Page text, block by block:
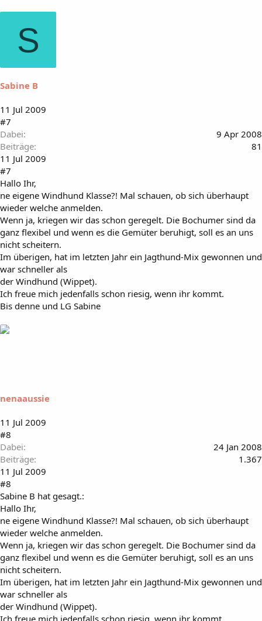
S
Sabine B
11 Jul 2009
#7
Dabei
9 Apr 2008
Beiträge
81
11 Jul 2009
#7
Hallo Ihr,
ne eigene Windhund Klasse?! Mal schauen, ob sich überhaupt
wieder welche anmelden.
Wenn ja, kriegen wir das schon geregelt. Die Bochumer sind da
ganz flexibel und wenn es die Gemüter beruhigt, soll es an uns
nicht scheitern.
Im überigen, hat im letzten Jahr ein Jagthund-Mix gewonnen und
war schneller als
der Windhund (Wippet).
Ich freue mich jedenfalls schon riesig, wenn ihr kommt.
Bis denne und LG Sabine
nenaaussie
11 Jul 2009
#8
Dabei
24 Jan 2008
Beiträge
1.367
11 Jul 2009
#8
Sabine B hat gesagt.:
Hallo Ihr,
ne eigene Windhund Klasse?! Mal schauen, ob sich überhaupt
wieder welche anmelden.
Wenn ja, kriegen wir das schon geregelt. Die Bochumer sind da
ganz flexibel und wenn es die Gemüter beruhigt, soll es an uns
nicht scheitern.
Im überigen, hat im letzten Jahr ein Jagthund-Mix gewonnen und
war schneller als
der Windhund (Wippet).
Ich freue mich jedenfalls schon riesig, wenn ihr kommt.